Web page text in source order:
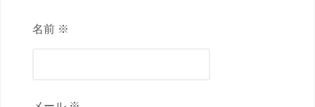
名前 ※